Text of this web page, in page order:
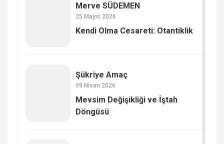
Merve SÜDEMEN
25 Mayıs 2026
Kendi Olma Cesareti: Otantiklik
Şükriye Amaç
09 Nisan 2026
Mevsim Değişikliği ve İştah
Döngüsü